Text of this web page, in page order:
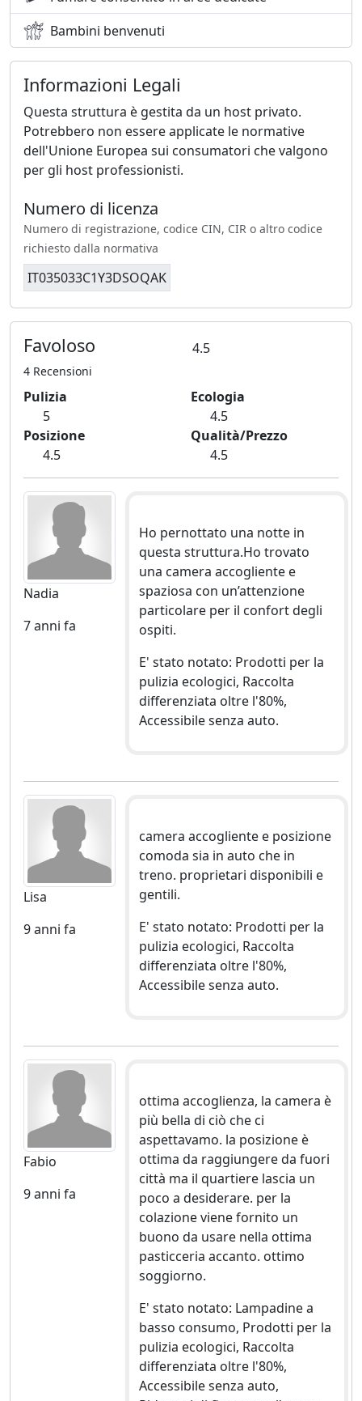
Bambini benvenuti
Informazioni Legali
Questa struttura è gestita da un host privato.
Potrebbero non essere applicate le normative
dell'Unione Europea sui consumatori che valgono
per gli host professionisti.
Numero di licenza
Numero di registrazione, codice CIN, CIR o altro codice
richiesto dalla normativa
IT035033C1Y3DSOQAK
Favoloso 4.5
4 Recensioni
Pulizia
5
Ecologia
4.5
Posizione
4.5
Qualità/Prezzo
4.5
Nadia
7 anni fa
Ho pernottato una notte in
questa struttura.Ho trovato
una camera accogliente e
spaziosa con un’attenzione
particolare per il confort degli
ospiti.
E' stato notato: Prodotti per la
pulizia ecologici, Raccolta
differenziata oltre l'80%,
Accessibile senza auto.
Lisa
9 anni fa
camera accogliente e posizione
comoda sia in auto che in
treno. proprietari disponibili e
gentili.
E' stato notato: Prodotti per la
pulizia ecologici, Raccolta
differenziata oltre l'80%,
Accessibile senza auto.
Fabio
9 anni fa
ottima accoglienza, la camera è
più bella di ciò che ci
aspettavamo. la posizione è
ottima da raggiungere da fuori
città ma il quartiere lascia un
poco a desiderare. per la
colazione viene fornito un
buono da usare nella ottima
pasticceria accanto. ottimo
soggiorno.
E' stato notato: Lampadine a
basso consumo, Prodotti per la
pulizia ecologici, Raccolta
differenziata oltre l'80%,
Accessibile senza auto,